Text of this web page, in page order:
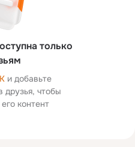
только
и добавьте
друзья, чтобы
контент